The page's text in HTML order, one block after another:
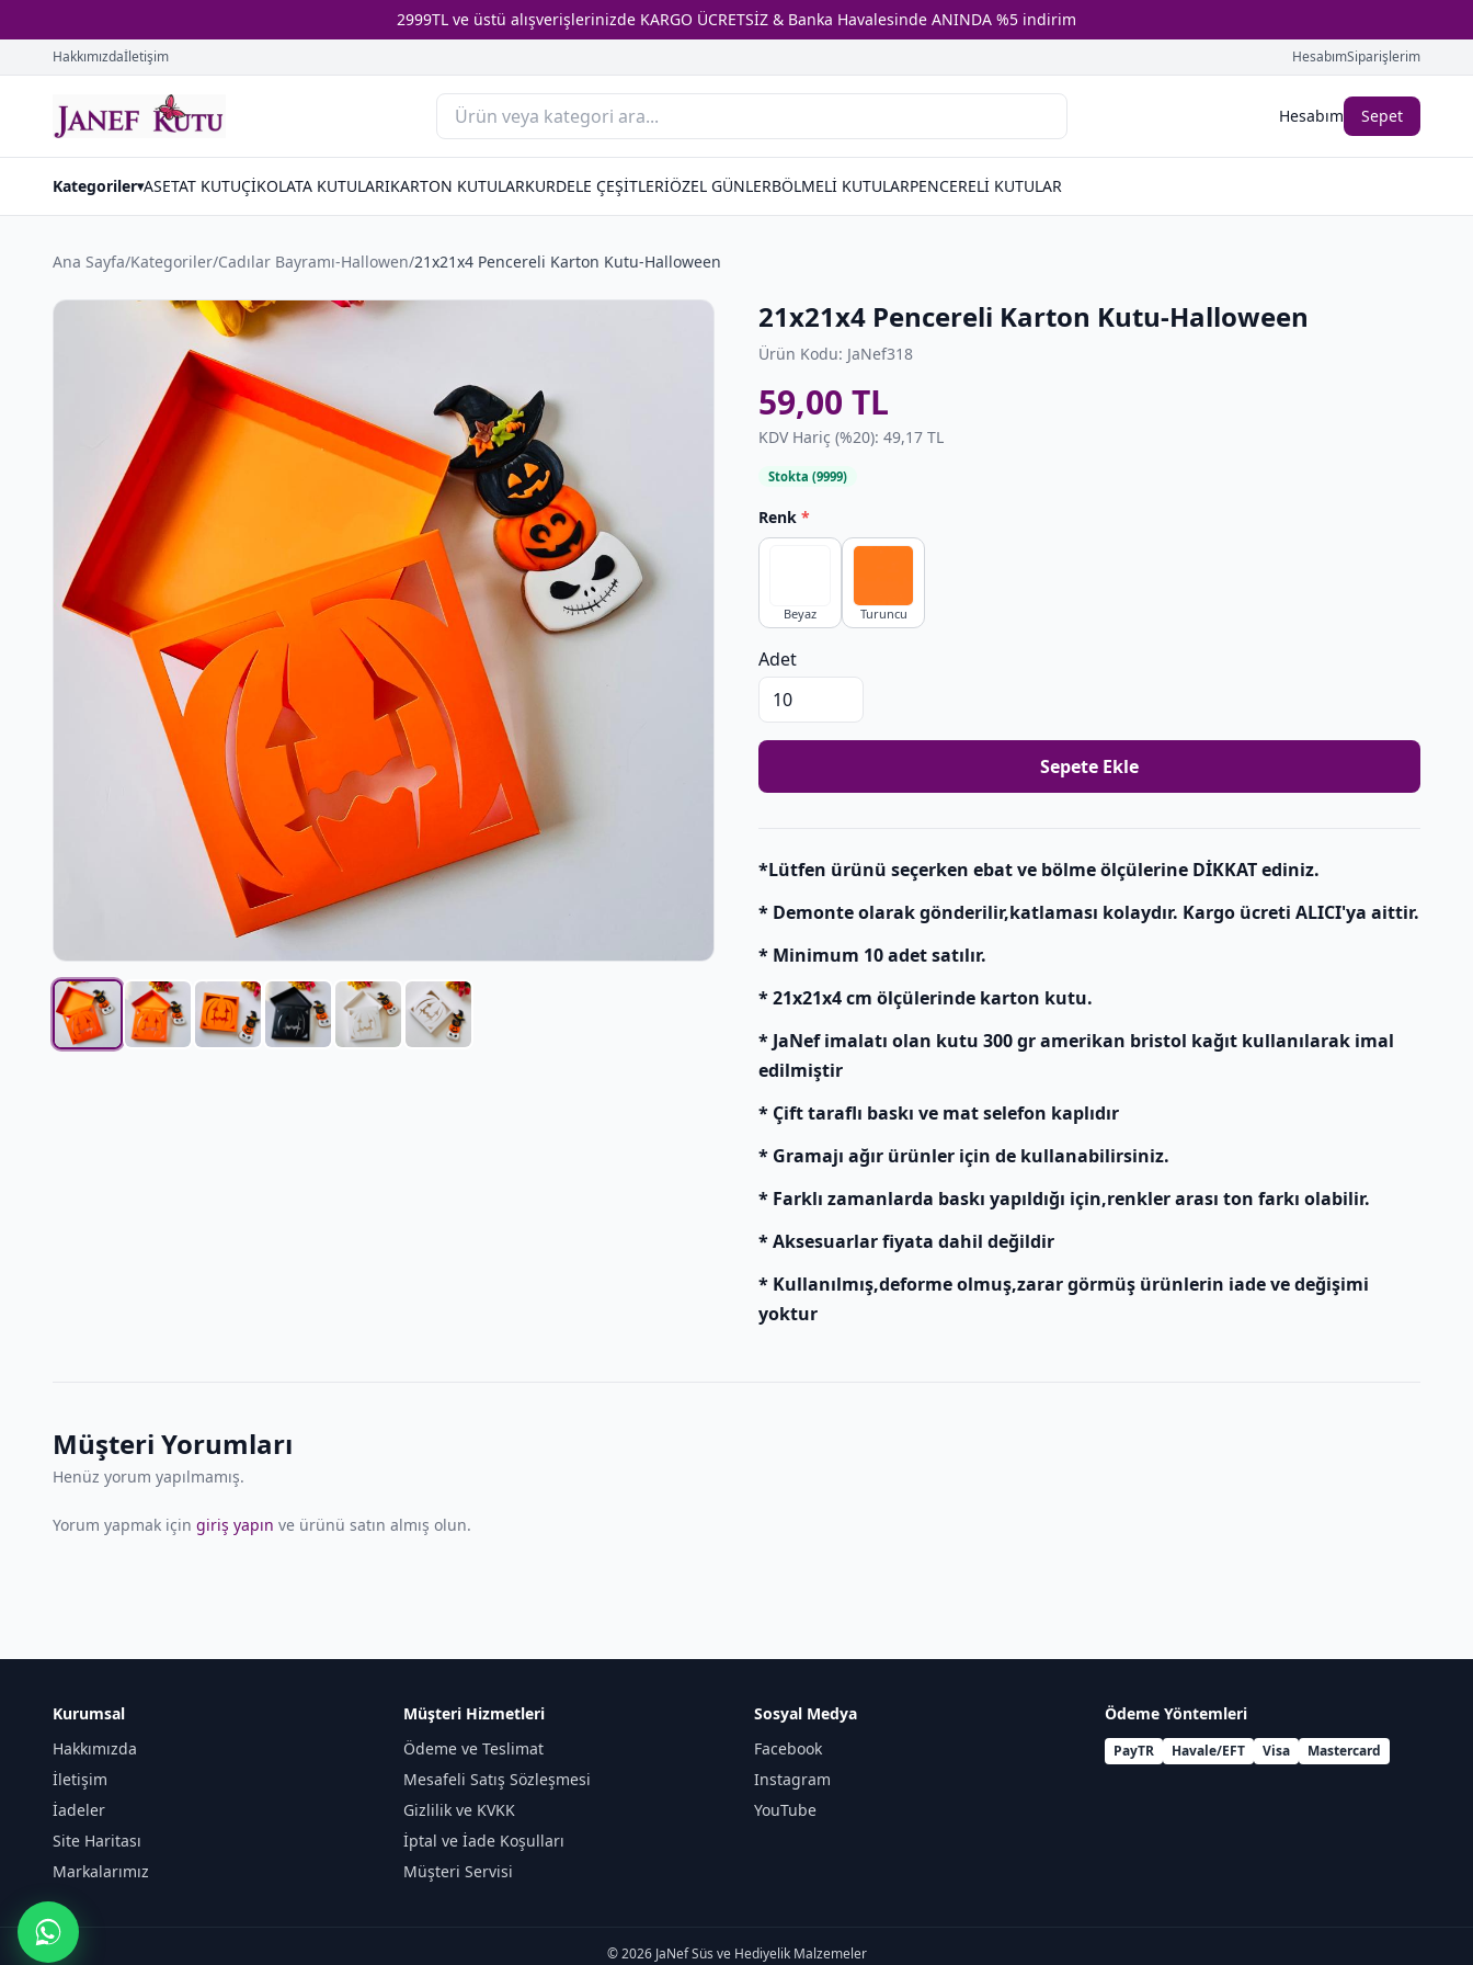
2999TL ve üstü alışverişlerinizde KARGO ÜCRETSİZ & Banka Havalesinde ANINDA %5 indirim
Hakkımızdaİletişim HesabımSiparişlerim
Hesabım Sepet
Kategoriler▾ASETAT KUTUÇİKOLATA KUTULARIKARTON KUTULARKURDELE ÇEŞİTLERİÖZEL GÜNLERBÖLMELİ KUTULARPENCERELİ KUTULAR
Ana Sayfa/Kategoriler/Cadılar Bayramı-Hallowen/21x21x4 Pencereli Karton Kutu-Halloween
21x21x4 Pencereli Karton Kutu-Halloween
Ürün Kodu: JaNef318
59,00 TL
KDV Hariç (%20): 49,17 TL
Stokta (9999)
Renk *
Beyaz Turuncu
Adet
Sepete Ekle
*Lütfen ürünü seçerken ebat ve bölme ölçülerine DİKKAT ediniz.
* Demonte olarak gönderilir,katlaması kolaydır. Kargo ücreti ALICI'ya aittir.
* Minimum 10 adet satılır.
* 21x21x4 cm ölçülerinde karton kutu.
* JaNef imalatı olan kutu 300 gr amerikan bristol kağıt kullanılarak imal
edilmiştir
* Çift taraflı baskı ve mat selefon kaplıdır
* Gramajı ağır ürünler için de kullanabilirsiniz.
* Farklı zamanlarda baskı yapıldığı için,renkler arası ton farkı olabilir.
* Aksesuarlar fiyata dahil değildir
* Kullanılmış,deforme olmuş,zarar görmüş ürünlerin iade ve değişimi
yoktur
Müşteri Yorumları
Henüz yorum yapılmamış.
Yorum yapmak için giriş yapın ve ürünü satın almış olun.
Kurumsal
Hakkımızda
İletişim
İadeler
Site Haritası
Markalarımız
Müşteri Hizmetleri
Ödeme ve Teslimat
Mesafeli Satış Sözleşmesi
Gizlilik ve KVKK
İptal ve İade Koşulları
Müşteri Servisi
Sosyal Medya
Facebook
Instagram
YouTube
Ödeme Yöntemleri
PayTR Havale/EFT Visa Mastercard
© 2026 JaNef Süs ve Hediyelik Malzemeler